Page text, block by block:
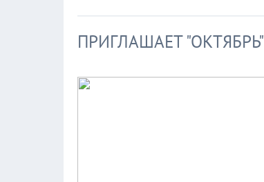
ПРИГЛАШАЕТ "ОКТЯБРЬ"